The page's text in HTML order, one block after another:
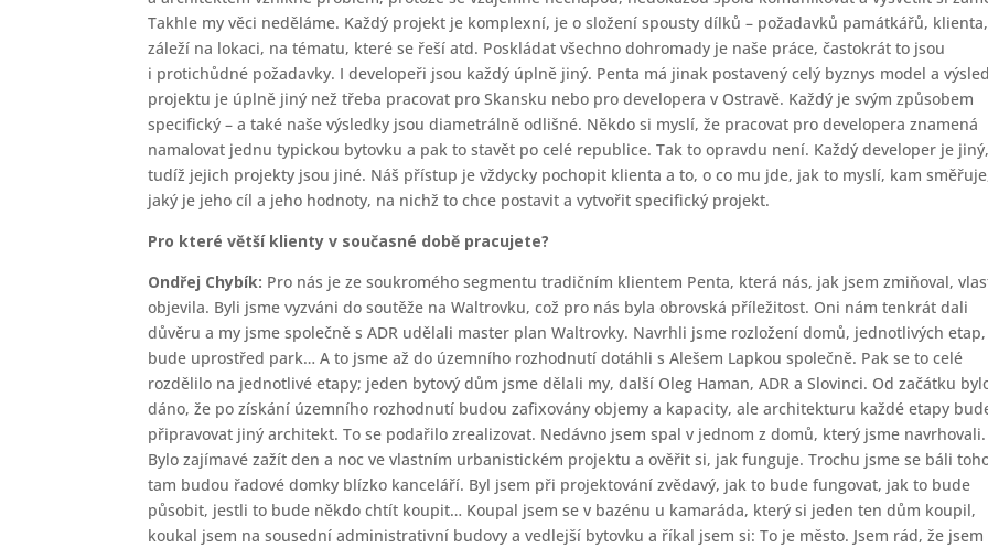
Takhle my věci neděláme. Každý projekt je komplexní, je o složení spousty dílků – požadavků památkářů, klienta,
záleží na lokaci, na tématu, které se řeší atd. Poskládat všechno dohromady je naše práce, častokrát to jsou
i protichůdné požadavky. I developeři jsou každý úplně jiný. Penta má jinak postavený celý byznys model a
projektu je úplně jiný než třeba pracovat pro Skansku nebo pro developera v Ostravě. Každý je svým způsobem
specifický – a také naše výsledky jsou diametrálně odlišné. Někdo si myslí, že pracovat pro developera znamená
namalovat jednu typickou bytovku a pak to stavět po celé republice. Tak to opravdu není. Každý developer je jiný,
tudíž jejich projekty jsou jiné. Náš přístup je vždycky pochopit klienta a to, o co mu jde, jak to myslí, kam
jaký je jeho cíl a jeho hodnoty, na nichž to chce postavit a vytvořit specifický projekt.
Pro které větší klienty v současné době pracujete?
Ondřej Chybík: Pro nás je ze soukromého segmentu tradičním klientem Penta, která nás, jak jsem zmiňoval,
objevila. Byli jsme vyzváni do soutěže na Waltrovku, což pro nás byla obrovská příležitost. Oni nám tenkrát dali
důvěru a my jsme společně s ADR udělali master plan Waltrovky. Navrhli jsme rozložení domů, jednotlivých
bude uprostřed park… A to jsme až do územního rozhodnutí dotáhli s Alešem Lapkou společně. Pak se to celé
rozdělilo na jednotlivé etapy; jeden bytový dům jsme dělali my, další Oleg Haman, ADR a Slovinci. Od začátku
dáno, že po získání územního rozhodnutí budou zafixovány objemy a kapacity, ale architekturu každé etapy
připravovat jiný architekt. To se podařilo zrealizovat. Nedávno jsem spal v jednom z domů, který jsme navrhovali.
Bylo zajímavé zažít den a noc ve vlastním urbanistickém projektu a ověřit si, jak funguje. Trochu jsme se báli
tam budou řadové domky blízko kanceláří. Byl jsem při projektování zvědavý, jak to bude fungovat, jak to bude
působit, jestli to bude někdo chtít koupit… Koupal jsem se v bazénu u kamaráda, který si jeden ten dům koupil,
koukal jsem na sousední administrativní budovy a vedlejší bytovku a říkal jsem si: To je město. Jsem rád, že jsem